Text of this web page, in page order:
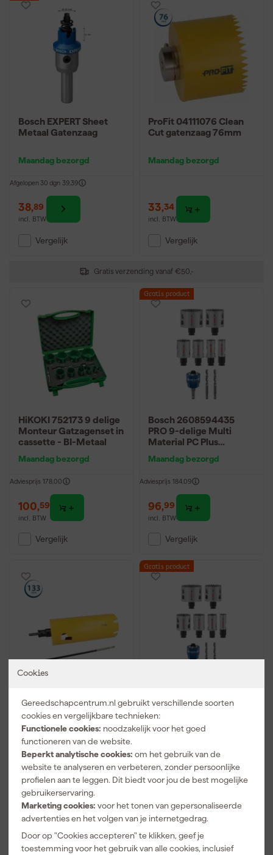
Cookies
Gereedschapcentrum.nl gebruikt verschillende soorten
cookies en vergelijkbare technieken:
Functionele cookies: noodzakelijk voor het goed
functioneren van de website.
Beperkt analytische cookies: om het gebruik van de
website te analyseren en verbeteren, zonder persoonlijke
profielen aan te leggen. Dit biedt voor jou de best mogelijke
gebruikerservaring.
Marketing cookies: voor het tonen van gepersonaliseerde
advertenties en het volgen van je internetgedrag.
Door op "Cookies accepteren" te klikken, geef je
toestemming voor het gebruik van alle cookies, inclusief
Gratis verzending vanaf €50,-
Bosch EXPERT Sheet
Metaal Gatenzaag
Maandag bezorgd
Afgelopen 30 dgn 39,39
38,89
incl. BTW
Vergelijk
ProFit 04111076 Clean
Cut gatenzaag 76mm
Maandag bezorgd
33,34
incl. BTW
Vergelijk
HiKOKI 752173 9 delige
Monteur Gatzagenset in
cassette - BI-Metaal
Maandag bezorgd
Adviesprijs 178,00
100,59
incl. BTW
Vergelijk
Gratis product
Bosch 2608594435
PRO 9-delige Multi
Material PC Plus
20,25,32,38,51,64mm
Maandag bezorgd
Adviesprijs 184,09
96,99
incl. BTW
Vergelijk
Multi Purpose XL
(L=327mm) gatenzaag
geintegreerde adapter
133mm en zeskant 11mm
opname
Maandag bezorgd
417,97
incl. BTW
Vergelijk
Gratis product
PRO 9-delige Multi
Material PC Plus
Gatzagenset -
22,29,35,44,51,64mm
Maandag bezorgd
Adviesprijs 186,55
82,69
Vergelijk
Gratis product Gratis product